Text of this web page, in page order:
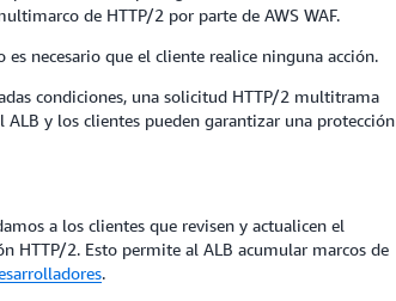
de HTTP/2 por parte de AWS WAF.
necesario que el cliente realice ninguna acción.
condiciones, una solicitud HTTP/2 multitrama
y los clientes pueden garantizar una protección
a los clientes que revisen y actualicen el
HTTP/2. Esto permite al ALB acumular marcos de
.